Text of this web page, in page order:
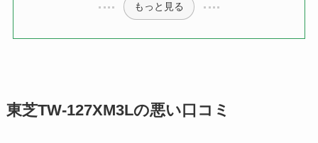
もっと見る
東芝TW-127XM3Lの悪い口コミ